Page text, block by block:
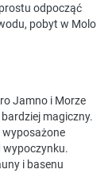
odpocząć
pobyt w Molo
Jamno i Morze
magiczny.
wyposażone
i basenu